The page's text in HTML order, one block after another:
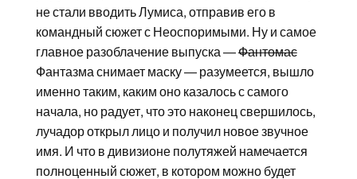
не стали вводить Лумиса, отправив его в
командный сюжет с Неоспоримыми. Ну и самое
главное разоблачение выпуска —Фантомас
Фантазма снимает маску — разумеется, вышло
именно таким, каким оно казалось с самого
начала, но радует, что это наконец свершилось,
лучадор открыл лицо и получил новое звучное
имя. И что в дивизионе полутяжей намечается
полноценный сюжет, в котором можно будет